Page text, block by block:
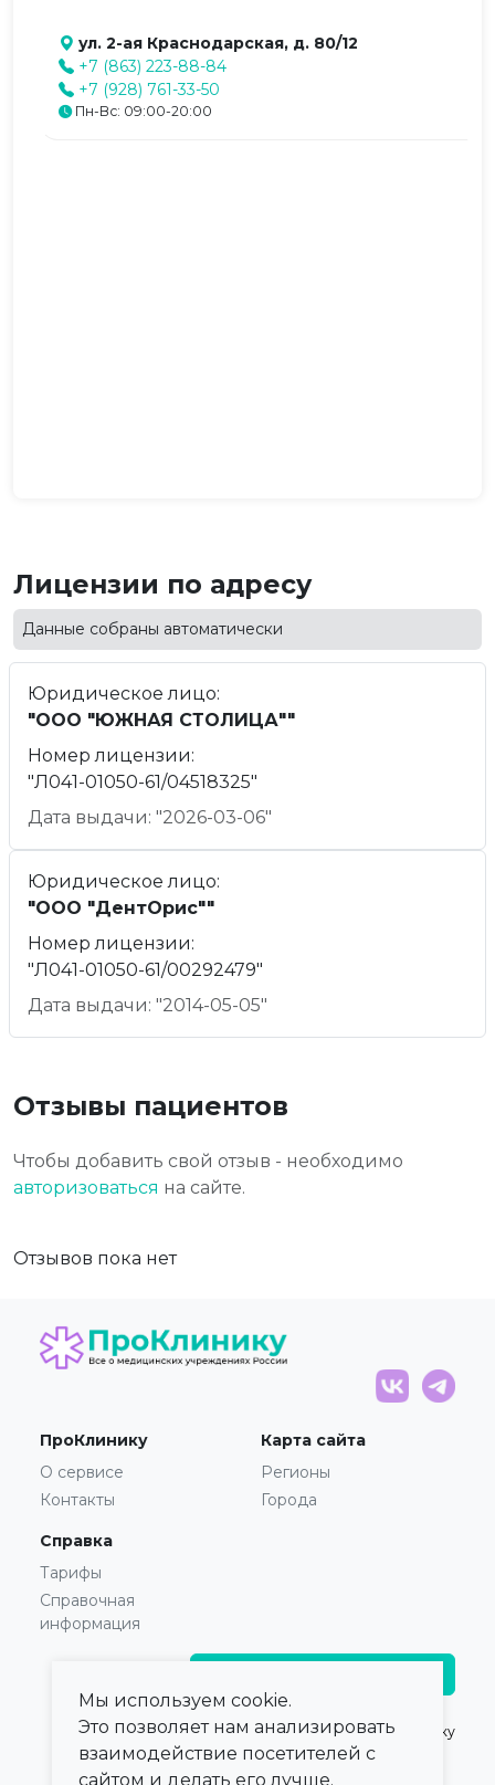
ул. 2-ая Краснодарская, д. 80/12
+7 (863) 223-88-84
+7 (928) 761-33-50
Пн-Вс: 09:00-20:00
Лицензии по адресу
Данные собраны автоматически
Юридическое лицо:
"ООО "ЮЖНАЯ СТОЛИЦА""
Номер лицензии:
"Л041-01050-61/04518325"
Дата выдачи: "2026-03-06"
Юридическое лицо:
"ООО "ДентОрис""
Номер лицензии:
"Л041-01050-61/00292479"
Дата выдачи: "2014-05-05"
Отзывы пациентов
Чтобы добавить свой отзыв - необходимо
авторизоваться на сайте.
Отзывов пока нет
ПроКлинику
О сервисе
Контакты
Карта сайта
Регионы
Города
Справка
Тарифы
Справочная
информация
© 2021 — 2026,ПроКлинику
Мы используем cookie.
Это позволяет нам анализировать
взаимодействие посетителей с
сайтом и делать его лучше.